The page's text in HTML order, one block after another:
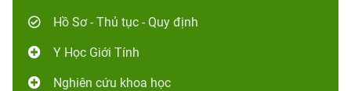
Hồ Sơ - Thủ tục - Quy định
Y Học Giới Tính
Nghiên cứu khoa học